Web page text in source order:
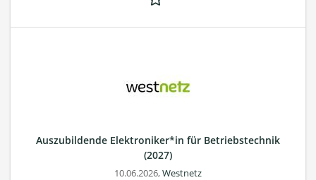
Auszubildende Elektroniker*in für Betriebstechnik
(2027)
10.06.2026,Westnetz